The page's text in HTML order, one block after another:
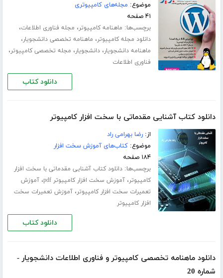
موضوع: مجله‌های کامپیوتری
۴۱ صفحه
برچسب‌ها: ماهنامه کامپیوتر، مجله فناوری اطلاعات،
دانلود مجله کامپیوتر، ماهنامه تخصصی دانشجویار،
ماهنامه دانشجویار،دانشجویار، مجله تخصصی کامپیوتر،
فناوری اطلاعات
دانلود کتاب
دانلود کتاب آشنایی مقدماتی با سخت افزار کامپیوتر
از:رضا بهرامی راد
موضوع:کتاب‌های آموزش سخت افزار
۱۸۴ صفحه
برچسب‌ها:دانلود کتاب آشنایی مقدماتی با سخت افزار
کامپیوتر،آموزش سخت افزار کامپیوتر pdf ،آموزش
تعمیرات سخت افزار کامپیوتر،آموزش تعمیرات سخت
افزار کامپیوتر
دانلود کتاب
دانلود ماهنامه تخصصی کامپیوتر و فناوری اطلاعات دانشجویار -
شماره 20